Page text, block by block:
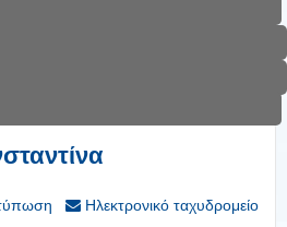
Ηλεκτρονικό ταχυδρομείο